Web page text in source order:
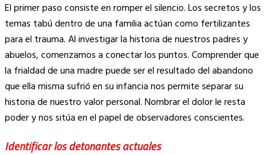
El primer paso consiste en romper el silencio. Los secretos y los
temas tabú dentro de una familia actúan como fertilizantes
para el trauma. Al investigar la historia de nuestros padres y
abuelos, comenzamos a conectar los puntos. Comprender que
la frialdad de una madre puede ser el resultado del abandono
que ella misma sufrió en su infancia nos permite separar su
historia de nuestro valor personal. Nombrar el dolor le resta
poder y nos sitúa en el papel de observadores conscientes.
Identificar los detonantes actuales